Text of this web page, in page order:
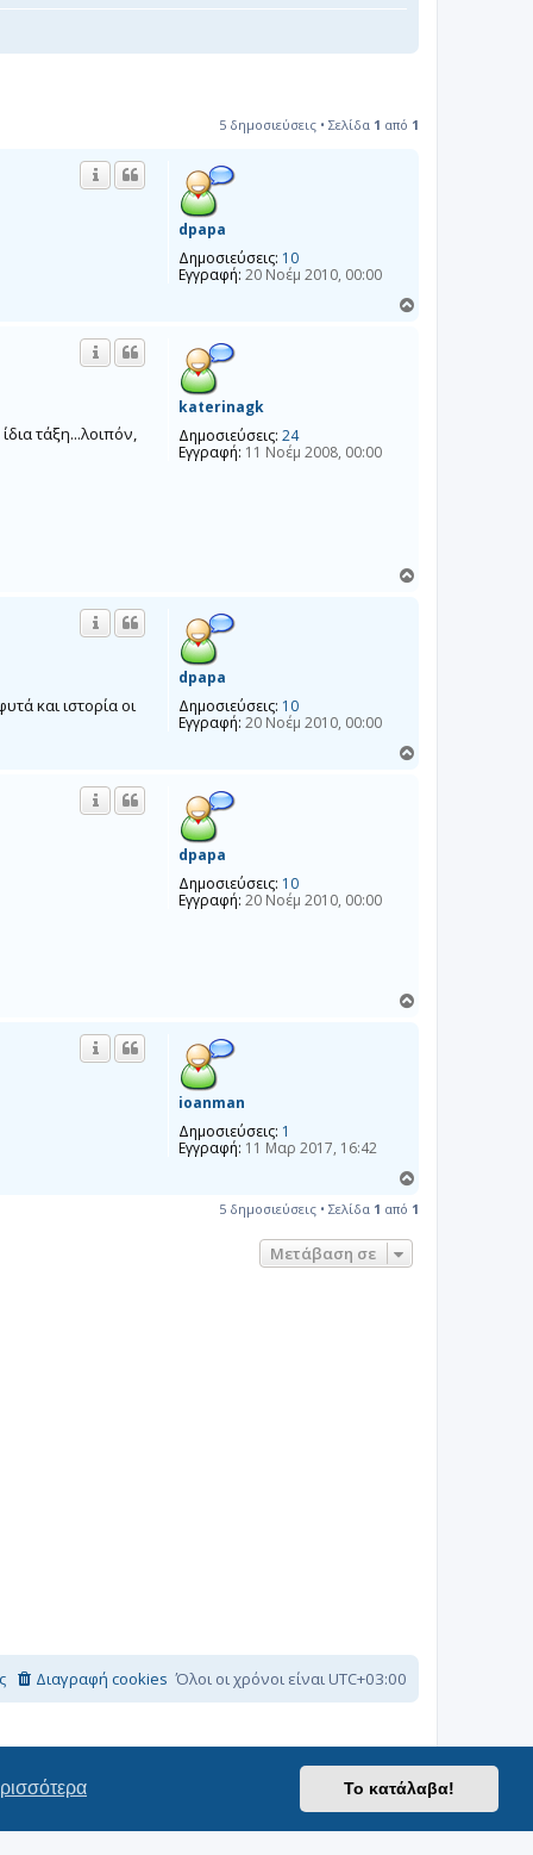
Το κατάλαβα!
5 δημοσιεύσεις • Σελίδα 1 από 1
dpapa
Δημοσιεύσεις: 10
Εγγραφή: 20 Νοέμ 2010, 00:00
katerinagk
Δημοσιεύσεις: 24
Εγγραφή: 11 Νοέμ 2008, 00:00
τάξη...λοιπόν,
dpapa
Δημοσιεύσεις: 10
Εγγραφή: 20 Νοέμ 2010, 00:00
και ιστορία οι
dpapa
Δημοσιεύσεις: 10
Εγγραφή: 20 Νοέμ 2010, 00:00
ioanman
Δημοσιεύσεις: 1
Εγγραφή: 11 Μαρ 2017, 16:42
5 δημοσιεύσεις • Σελίδα 1 από 1
Μετάβαση σε
Όλοι οι χρόνοι είναι UTC+03:00
Διαγραφή cookies